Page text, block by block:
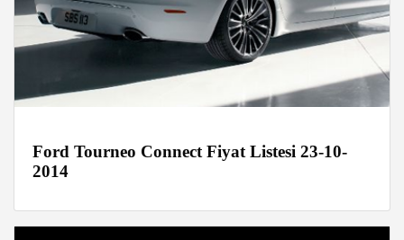
Ford Tourneo Connect Fiyat Listesi 23-10-
2014